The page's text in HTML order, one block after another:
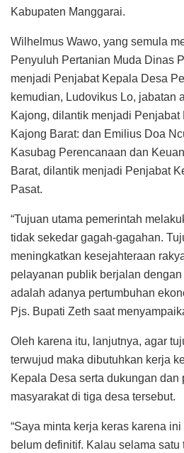
Kabupaten Manggarai.
Wilhelmus Wawo, yang semula
Penyuluh Pertanian Muda Dinas
menjadi Penjabat Kepala Desa
kemudian, Ludovikus Lo, jabatan
Kajong, dilantik menjadi
Kajong Barat: dan Emilius Doa
Kasubag Perencanaan dan
Barat, dilantik menjadi Penjabat
Pasat.
“Tujuan utama pemerintah
tidak sekedar gagah-gagahan.
meningkatkan kesejahteraan
pelayanan publik berjalan
adalah adanya pertumbuhan
Pjs. Bupati Zeth saat
Oleh karena itu, lanjutnya, agar
terwujud maka dibutuhkan kerja
Kepala Desa serta dukungan dan
masyarakat di tiga desa tersebut.
“Saya minta kerja keras karena
belum definitif. Kalau selama satu